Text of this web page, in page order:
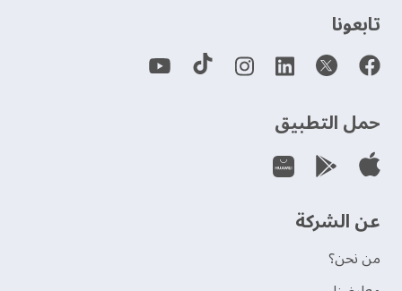
‫تابعونا‬
حمل التطبيق
عن الشركة
من نحن؟